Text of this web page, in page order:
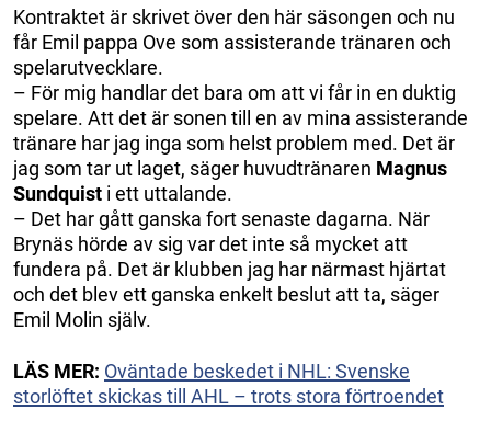
Kontraktet är skrivet över den här säsongen och nu
får Emil pappa Ove som assisterande tränaren och
spelarutvecklare.
– För mig handlar det bara om att vi får in en duktig
spelare. Att det är sonen till en av mina assisterande
tränare har jag inga som helst problem med. Det är
jag som tar ut laget, säger huvudtränaren Magnus
Sundquist i ett uttalande.
– Det har gått ganska fort senaste dagarna. När
Brynäs hörde av sig var det inte så mycket att
fundera på. Det är klubben jag har närmast hjärtat
och det blev ett ganska enkelt beslut att ta, säger
Emil Molin själv.
LÄS MER: Oväntade beskedet i NHL: Svenske
storlöftet skickas till AHL – trots stora förtroendet